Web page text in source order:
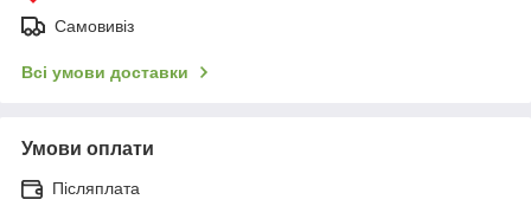
Самовивіз
Всі умови доставки
Умови оплати
Післяплата